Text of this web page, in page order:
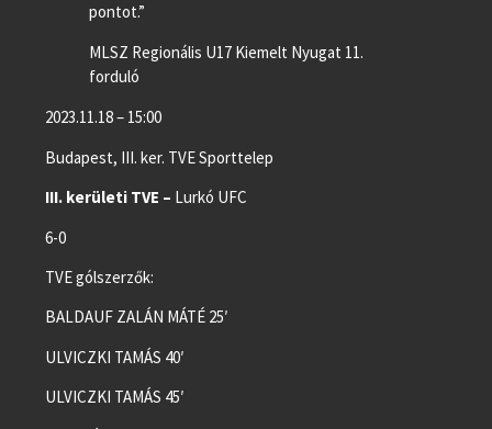
pontot.”
MLSZ Regionális U17 Kiemelt Nyugat 11.
forduló
2023.11.18 – 15:00
Budapest, III. ker. TVE Sporttelep
III. kerületi TVE – Lurkó UFC
6-0
TVE gólszerzők:
BALDAUF ZALÁN MÁTÉ 25′
ULVICZKI TAMÁS 40′
ULVICZKI TAMÁS 45′